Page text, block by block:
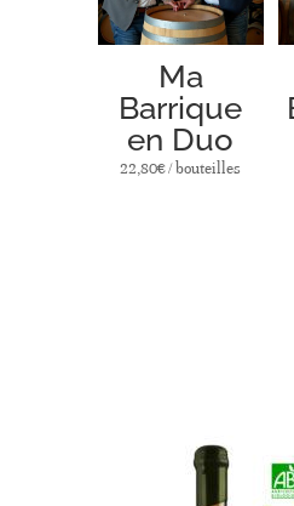
Ma
Barrique
en Duo
22,80€/ bouteilles